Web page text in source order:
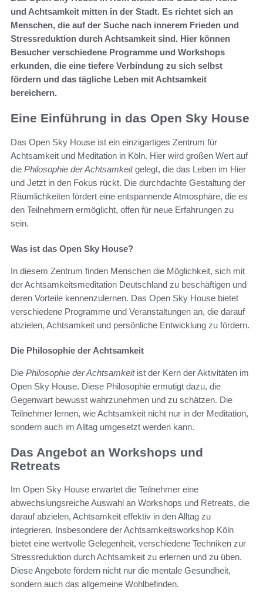
und Achtsamkeit mitten in der Stadt. Es richtet sich an
Menschen, die auf der Suche nach innerem Frieden und
Stressreduktion durch Achtsamkeit sind. Hier können
Besucher verschiedene Programme und Workshops
erkunden, die eine tiefere Verbindung zu sich selbst
fördern und das tägliche Leben mit Achtsamkeit
bereichern.
Eine Einführung in das Open Sky House
Das Open Sky House ist ein einzigartiges Zentrum für
Achtsamkeit und Meditation in Köln. Hier wird großen Wert auf
die Philosophie der Achtsamkeitgelegt, die das Leben im Hier
und Jetzt in den Fokus rückt. Die durchdachte Gestaltung der
Räumlichkeiten fördert eine entspannende Atmosphäre, die es
den Teilnehmern ermöglicht, offen für neue Erfahrungen zu
sein.
Was ist das Open Sky House?
In diesem Zentrum finden Menschen die Möglichkeit, sich mit
der Achtsamkeitsmeditation Deutschland zu beschäftigen und
deren Vorteile kennenzulernen. Das Open Sky House bietet
verschiedene Programme und Veranstaltungen an, die darauf
abzielen, Achtsamkeit und persönliche Entwicklung zu fördern.
Die Philosophie der Achtsamkeit
Die Philosophie der Achtsamkeitist der Kern der Aktivitäten im
Open Sky House. Diese Philosophie ermutigt dazu, die
Gegenwart bewusst wahrzunehmen und zu schätzen. Die
Teilnehmer lernen, wie Achtsamkeit nicht nur in der Meditation,
sondern auch im Alltag umgesetzt werden kann.
Das Angebot an Workshops und
Retreats
Im Open Sky House erwartet die Teilnehmer eine
abwechslungsreiche Auswahl an Workshops und Retreats, die
darauf abzielen, Achtsamkeit effektiv in den Alltag zu
integrieren. Insbesondere der Achtsamkeitsworkshop Köln
bietet eine wertvolle Gelegenheit, verschiedene Techniken zur
Stressreduktion durch Achtsamkeit zu erlernen und zu üben.
Diese Angebote fördern nicht nur die mentale Gesundheit,
sondern auch das allgemeine Wohlbefinden.